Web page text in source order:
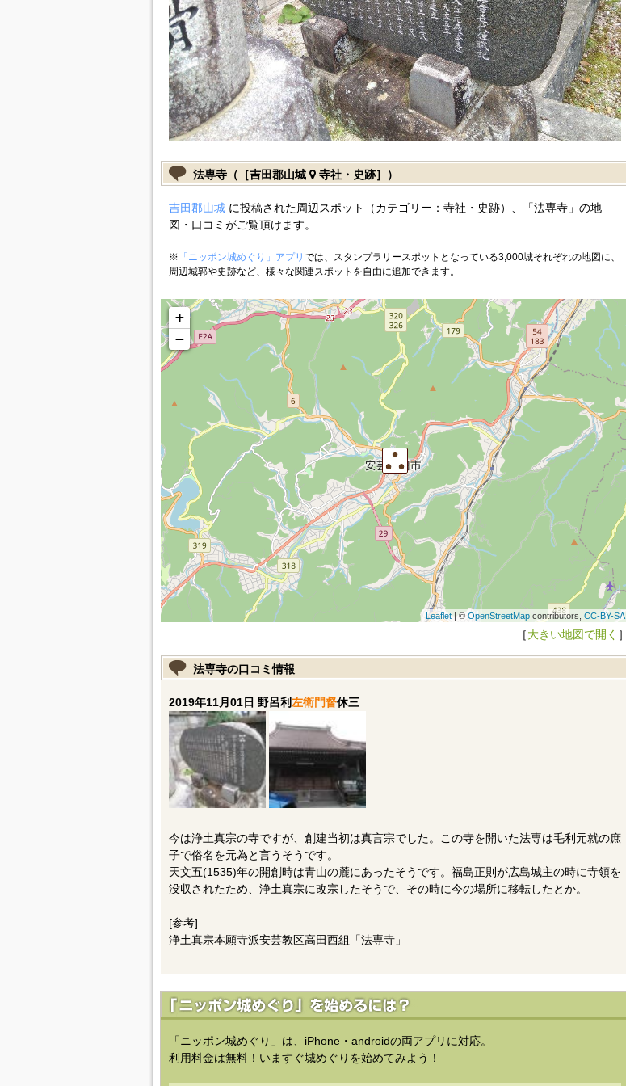
法専寺（［吉田郡山城 寺社・史跡］）
吉田郡山城に投稿された周辺スポット（カテゴリー：寺社・史跡）、「法専寺」の地
図・口コミがご覧頂けます。
※ 「ニッポン城めぐり」アプリ では、スタンプラリースポットとなっている3,000城それぞれの地図に、
周辺城郭や史跡など、様々な関連スポットを自由に追加できます。
+
−
Leaflet| © OpenStreetMapcontributors, CC-BY-SA
［大きい地図で開く ］
法専寺の口コミ情報
2019年11月01日 野呂利左衛門督休三
今は浄土真宗の寺ですが、創建当初は真言宗でした。この寺を開いた法専は毛利元就の庶
子で俗名を元為と言うそうです。
天文五(1535)年の開創時は青山の麓にあったそうです。福島正則が広島城主の時に寺領を
没収されたため、浄土真宗に改宗したそうで、その時に今の場所に移転したとか。
[参考]
浄土真宗本願寺派安芸教区高田西組「法専寺」
「ニッポン城めぐり」は、iPhone・androidの両アプリに対応。
利用料金は無料！いますぐ城めぐりを始めてみよう！